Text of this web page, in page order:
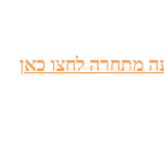
מתחרה לחצו כאן